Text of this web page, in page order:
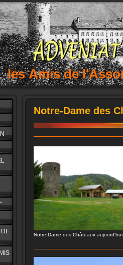
les Amis de
DE
Notre-Dame des
Notre-Dame des Châteaux